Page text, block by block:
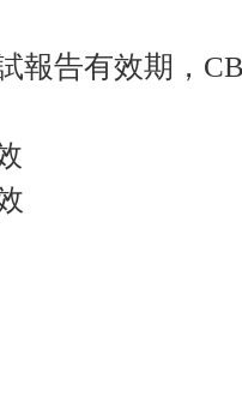
報告有效期，